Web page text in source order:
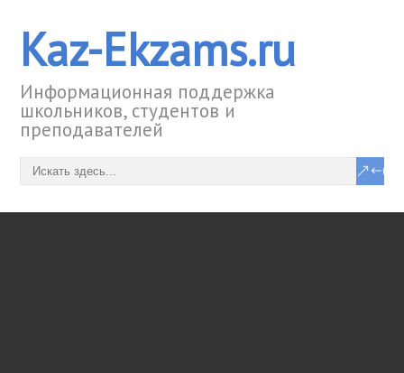
Kaz-Ekzams.ru
Информационная поддержка
школьников, студентов и
преподавателей